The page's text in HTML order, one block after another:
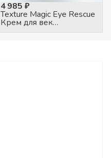
4 985 ₽
Texture Magic Eye Rescue
Крем для век